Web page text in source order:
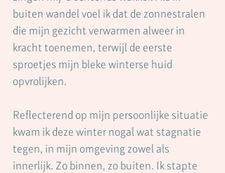
buiten wandel voel ik dat de zonnestralen
die mijn gezicht verwarmen alweer in
kracht toenemen, terwijl de eerste
sproetjes mijn bleke winterse huid
opvrolijken.
Reflecterend op mijn persoonlijke situatie
kwam ik deze winter nogal wat stagnatie
tegen, in mijn omgeving zowel als
innerlijk. Zo binnen, zo buiten. Ik stapte